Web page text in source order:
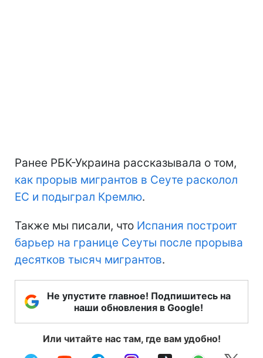
Ранее РБК-Украина рассказывала о том,
как прорыв мигрантов в Сеуте расколол
ЕС и подыграл Кремлю.
Также мы писали, что Испания построит
барьер на границе Сеуты после прорыва
десятков тысяч мигрантов.
Не упустите главное! Подпишитесь на
наши обновления в Google!
Или читайте нас там, где вам удобно!